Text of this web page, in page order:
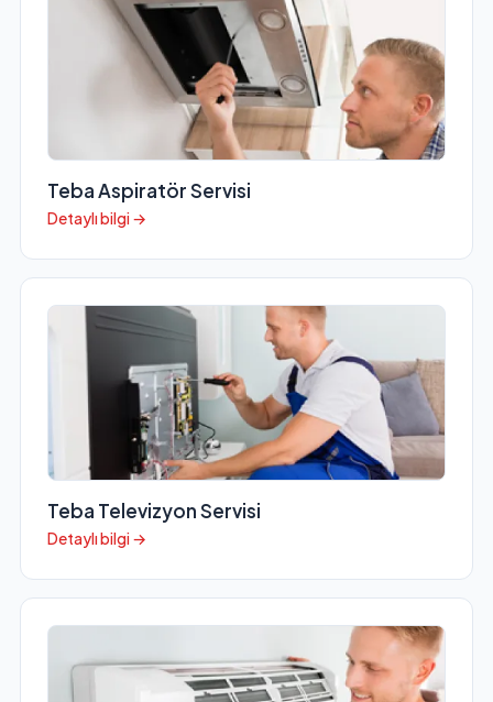
Teba Aspiratör Servisi
Detaylı bilgi →
Teba Televizyon Servisi
Detaylı bilgi →